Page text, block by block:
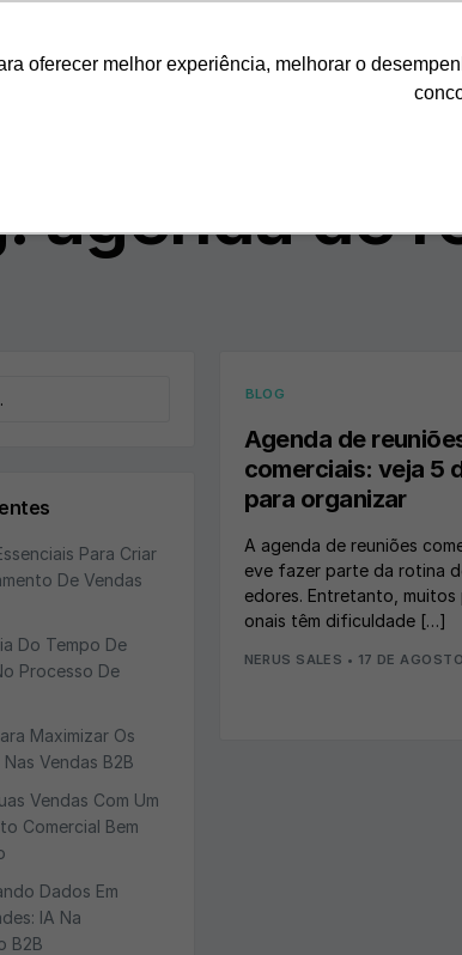
oferecer melhor experiência, melhorar o
agenda de
Para Criar
De Vendas
Do Tempo De
Processo De
Maximizar Os
Vendas B2B
Vendas Com Um
Comercial Bem
Dados Em
IA Na
B2B
BLOG
Agenda de
comerciais: veja 5
para organizar
A agenda de reuniões
eve fazer parte da rotina
edores. Entretanto, muitos
onais têm dificuldade […]
NERUS SALES • 17 DE